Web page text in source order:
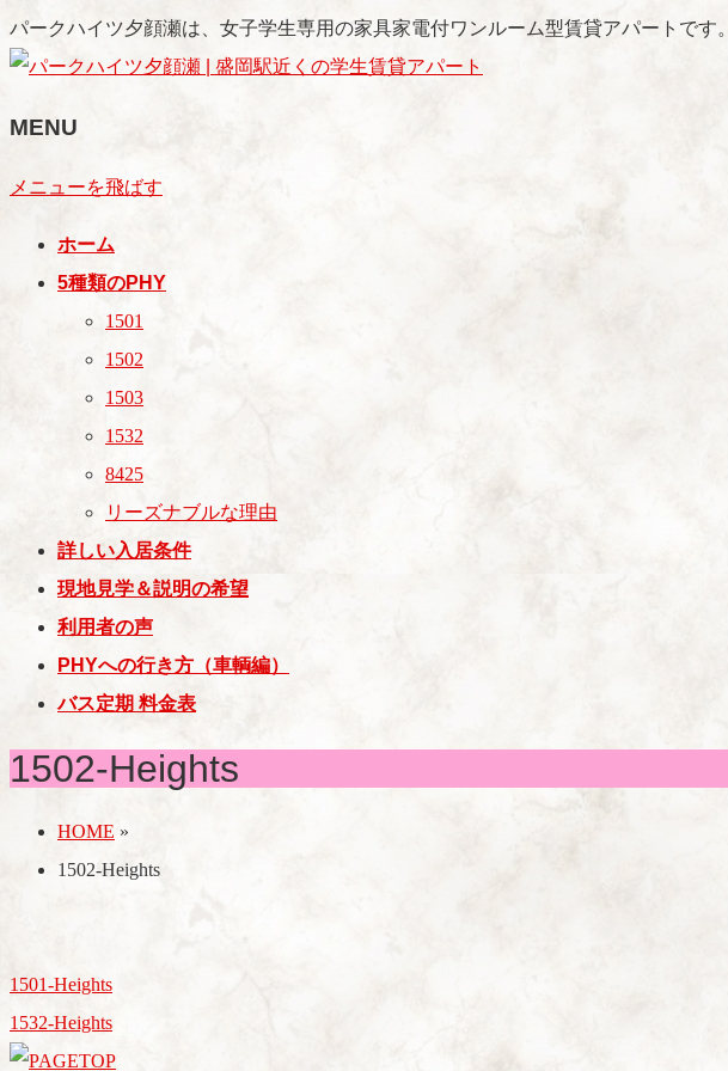
パークハイツ夕顔瀬は、女子学生専用の家具家電付ワンルーム型賃貸アパートです。
MENU
メニューを飛ばす
ホーム
5種類のPHY
1501
1502
1503
1532
8425
リーズナブルな理由
詳しい入居条件
現地見学＆説明の希望
利用者の声
PHYへの行き方（車輌編）
バス定期 料金表
1502-Heights
HOME »
1502-Heights
1501-Heights
1532-Heights